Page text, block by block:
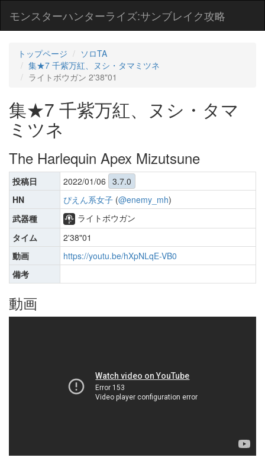
モンスターハンターライズ:サンブレイク攻略
トップページ
ソロTA
集★7 千紫万紅、ヌシ・タマミツネ
ライトボウガン 2'38"01
集★7 千紫万紅、ヌシ・タマ
ミツネ
The Harlequin Apex Mizutsune
投稿日 2022/01/06 3.7.0
HN
ぴえん系女子 (@enemy_mh)
武器種
ライトボウガン
タイム
2'38"01
動画
https://youtu.be/hXpNLqE-VB0
備考
動画